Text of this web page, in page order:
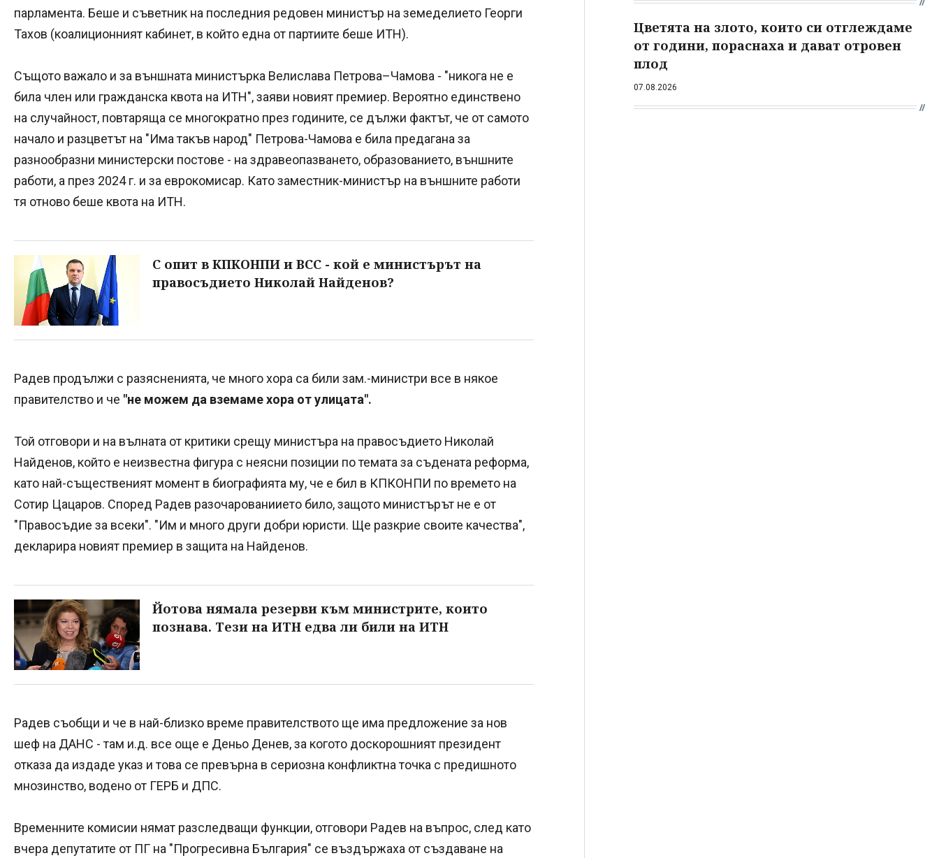
парламента. Беше и съветник на последния редовен министър на земеделието Георги
Тахов (коалиционният кабинет, в който една от партиите беше ИТН).
Същото важало и за външната министърка Велислава Петрова–Чамова - "никога не е
била член или гражданска квота на ИТН", заяви новият премиер. Вероятно единствено
на случайност, повтаряща се многократно през годините, се дължи фактът, че от самото
начало и разцветът на "Има такъв народ" Петрова-Чамова е била предагана за
разнообразни министерски постове - на здравеопазването, образованието, външните
работи, а през 2024 г. и за еврокомисар. Като заместник-министър на външните работи
тя отново беше квота на ИТН.
С опит в КПКОНПИ и ВСС - кой е министърът на
правосъдието Николай Найденов?
Радев продължи с разясненията, че много хора са били зам.-министри все в някое
правителство и че "не можем да вземаме хора от улицата".
Той отговори и на вълната от критики срещу министъра на правосъдието Николай
Найденов, който е неизвестна фигура с неясни позиции по темата за съдената реформа,
като най-същественият момент в биографията му, че е бил в КПКОНПИ по времето на
Сотир Цацаров. Според Радев разочарованиието било, защото министърът не е от
"Правосъдие за всеки". "Им и много други добри юристи. Ще разкрие своите качества",
декларира новият премиер в защита на Найденов.
Йотова нямала резерви към министрите, които
познава. Тези на ИТН едва ли били на ИТН
Радев съобщи и че в най-близко време правителството ще има предложение за нов
шеф на ДАНС - там и.д. все още е Деньо Денев, за когото доскорошният президент
отказа да издаде указ и това се превърна в сериозна конфликтна точка с предишното
мнозинство, водено от ГЕРБ и ДПС.
Временните комисии нямат разследващи функции, отговори Радев на въпрос, след като
вчера депутатите от ПГ на "Прогресивна България" се въздържаха от създаване на
Цветята на злото, които си отглеждаме
от години, пораснаха и дават отровен
плод
07.08.2026